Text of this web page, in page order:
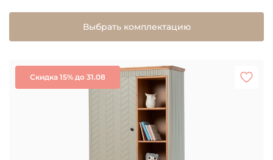
Выбрать комплектацию
Скидка 15% до 31.08